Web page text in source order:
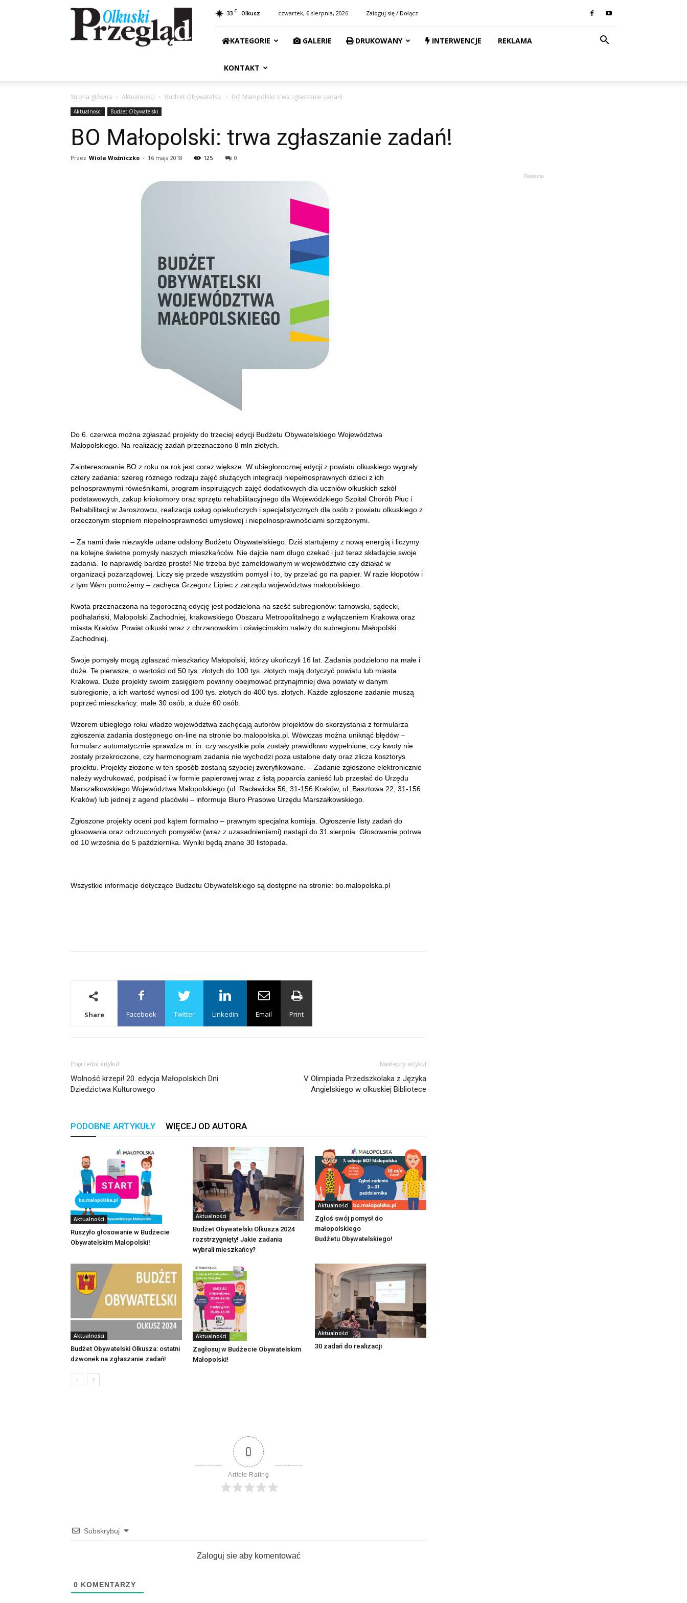
Przegląd
Olkuski
33 C Olkusz czwartek, 6 sierpnia, 2026 Zaloguj się / Dołącz
KATEGORIE GALERIE DRUKOWANY INTERWENCJE REKLAMA
KONTAKT
Strona główna Aktualności Budżet Obywatelski BO Małopolski: trwa zgłaszanie zadań!
Aktualności Budżet Obywatelski
BO Małopolski: trwa zgłaszanie zadań!
Przez Wiola Woźniczko - 16 maja 2018 125 0
Do 6. czerwca można zgłaszać projekty do trzeciej edycji Budżetu Obywatelskiego Województwa
Małopolskiego. Na realizację zadań przeznaczono 8 mln złotych.
Zainteresowanie BO z roku na rok jest coraz większe. W ubiegłorocznej edycji z powiatu olkuskiego wygrały
cztery zadania: szereg różnego rodzaju zajęć służących integracji niepełnosprawnych dzieci z ich
pełnosprawnymi rówieśnikami, program inspirujących zajęć dodatkowych dla uczniów olkuskich szkół
podstawowych, zakup kriokomory oraz sprzętu rehabilitacyjnego dla Wojewódzkiego Szpital Chorób Płuc i
Rehabilitacji w Jaroszowcu, realizacja usług opiekuńczych i specjalistycznych dla osób z powiatu olkuskiego z
orzeczonym stopniem niepełnosprawności umysłowej i niepełnosprawnościami sprzężonymi.
– Za nami dwie niezwykle udane odsłony Budżetu Obywatelskiego. Dziś startujemy z nową energią i liczymy
na kolejne świetne pomysły naszych mieszkańców. Nie dajcie nam długo czekać i już teraz składajcie swoje
zadania. To naprawdę bardzo proste! Nie trzeba być zameldowanym w województwie czy działać w
organizacji pozarządowej. Liczy się przede wszystkim pomysł i to, by przelać go na papier. W razie kłopotów i
z tym Wam pomożemy – zachęca Grzegorz Lipiec z zarządu województwa małopolskiego.
Kwota przeznaczona na tegoroczną edycję jest podzielona na sześć subregionów: tarnowski, sądecki,
podhalański, Małopolski Zachodniej, krakowskiego Obszaru Metropolitalnego z wyłączeniem Krakowa oraz
miasta Kraków. Powiat olkuski wraz z chrzanowskim i oświęcimskim należy do subregionu Małopolski
Zachodniej.
Swoje pomysły mogą zgłaszać mieszkańcy Małopolski, którzy ukończyli 16 lat. Zadania podzielono na małe i
duże. Te pierwsze, o wartości od 50 tys. złotych do 100 tys. złotych mają dotyczyć powiatu lub miasta
Krakowa. Duże projekty swoim zasięgiem powinny obejmować przynajmniej dwa powiaty w danym
subregionie, a ich wartość wynosi od 100 tys. złotych do 400 tys. złotych. Każde zgłoszone zadanie muszą
poprzeć mieszkańcy: małe 30 osób, a duże 60 osób.
Wzorem ubiegłego roku władze województwa zachęcają autorów projektów do skorzystania z formularza
zgłoszenia zadania dostępnego on-line na stronie bo.malopolska.pl. Wówczas można uniknąć błędów –
formularz automatycznie sprawdza m. in. czy wszystkie pola zostały prawidłowo wypełnione, czy kwoty nie
zostały przekroczone, czy harmonogram zadania nie wychodzi poza ustalone daty oraz zlicza kosztorys
projektu. Projekty złożone w ten sposób zostaną szybciej zweryfikowane. – Zadanie zgłoszone elektronicznie
należy wydrukować, podpisać i w formie papierowej wraz z listą poparcia zanieść lub przesłać do Urzędu
Marszałkowskiego Województwa Małopolskiego (ul. Racławicka 56, 31-156 Kraków, ul. Basztowa 22, 31-156
Kraków) lub jednej z agend placówki – informuje Biuro Prasowe Urzędu Marszałkowskiego.
Zgłoszone projekty oceni pod kątem formalno – prawnym specjalna komisja. Ogłoszenie listy zadań do
głosowania oraz odrzuconych pomysłów (wraz z uzasadnieniami) nastąpi do 31 sierpnia. Głosowanie potrwa
od 10 września do 5 października. Wyniki będą znane 30 listopada.
Wszystkie informacje dotyczące Budżetu Obywatelskiego są dostępne na stronie: bo.malopolska.pl
Share Facebook Twitter Linkedin Email Print
Poprzedni artykuł
Wolność krzepi! 20. edycja Małopolskich Dni
Dziedzictwa Kulturowego
Następny artykuł
V Olimpiada Przedszkolaka z Języka
Angielskiego w olkuskiej Bibliotece
PODOBNE ARTYKUŁY WIĘCEJ OD AUTORA
Aktualności
Ruszyło głosowanie w Budżecie
Obywatelskim Małopolski!
Aktualności
Budżet Obywatelski Olkusza 2024
rozstrzygnięty! Jakie zadania
wybrali mieszkańcy?
Aktualności
Zgłoś swój pomysł do
małopolskiego
Budżetu Obywatelskiego!
Aktualności
Budżet Obywatelski Olkusza: ostatni
dzwonek na zgłaszanie zadań!
Aktualności
Zagłosuj w Budżecie Obywatelskim
Małopolski!
Aktualności
30 zadań do realizacji
0
Article Rating
Subskrybuj
Zaloguj sie aby komentować
0 KOMENTARZY
Reklama